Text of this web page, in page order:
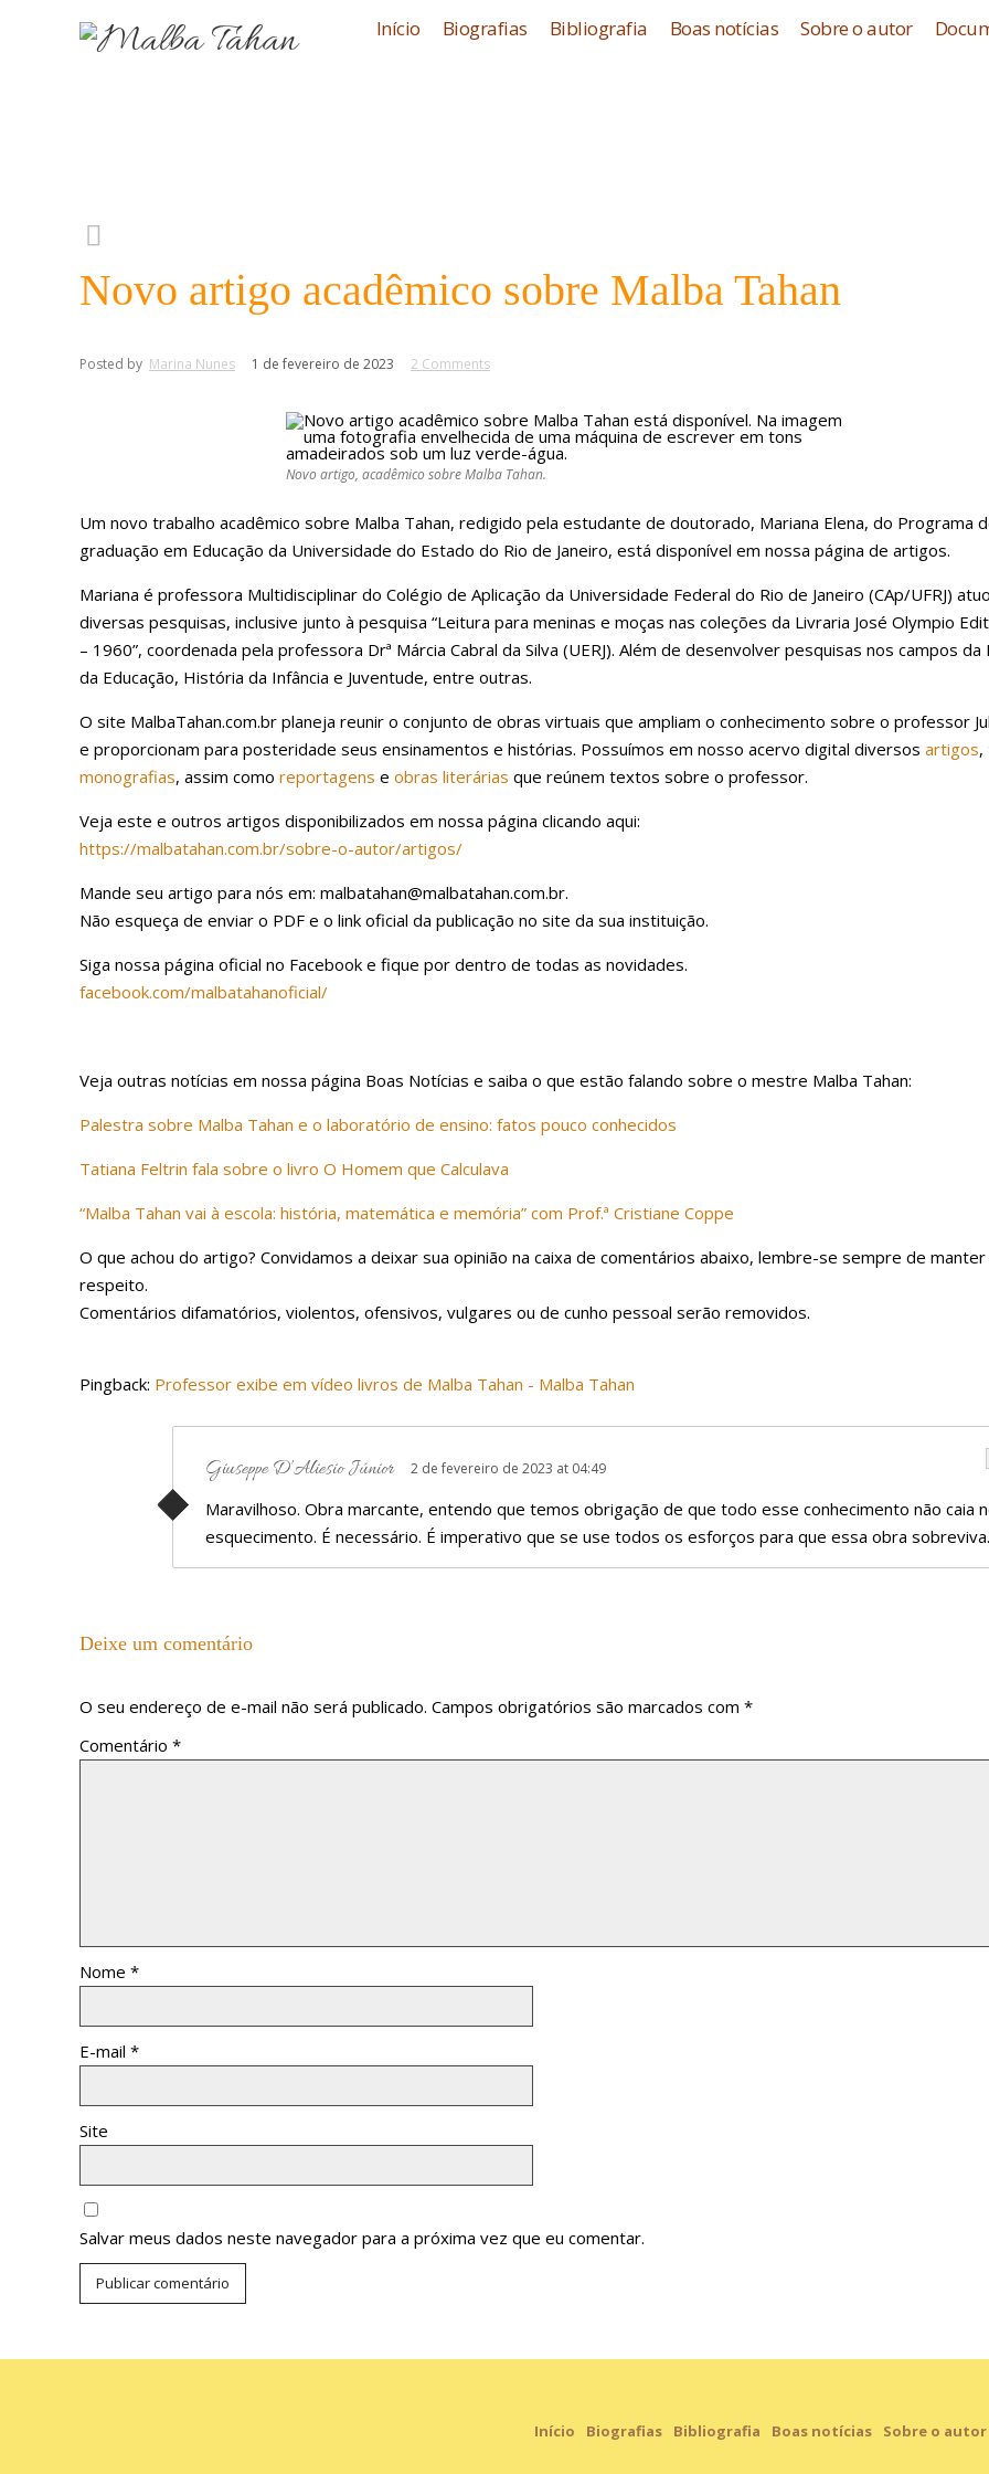
Início Biografias Bibliografia Boas notícias Sobre o autor
Novo artigo acadêmico sobre Malba Tahan
Posted by Marina Nunes 1 de fevereiro de 2023 2 Comments
Novo artigo, acadêmico sobre Malba Tahan.
Um novo trabalho acadêmico sobre Malba Tahan, redigido pela estudante de doutorado, Mariana Elena, do Programa
graduação em Educação da Universidade do Estado do Rio de Janeiro, está disponível em nossa página de artigos.
Mariana é professora Multidisciplinar do Colégio de Aplicação da Universidade Federal do Rio de Janeiro (CAp/UFRJ)
diversas pesquisas, inclusive junto à pesquisa “Leitura para meninas e moças nas coleções da Livraria José Olympio
– 1960”, coordenada pela professora Drª Márcia Cabral da Silva (UERJ). Além de desenvolver pesquisas nos campos
da Educação, História da Infância e Juventude, entre outras.
O site MalbaTahan.com.br planeja reunir o conjunto de obras virtuais que ampliam o conhecimento sobre o professor
e proporcionam para posteridade seus ensinamentos e histórias. Possuímos em nosso acervo digital diversos artigos,
monografias, assim como reportagens e obras literárias que reúnem textos sobre o professor.
Veja este e outros artigos disponibilizados em nossa página clicando aqui:
https://malbatahan.com.br/sobre-o-autor/artigos/
Mande seu artigo para nós em: malbatahan@malbatahan.com.br.
Não esqueça de enviar o PDF e o link oficial da publicação no site da sua instituição.
Siga nossa página oficial no Facebook e fique por dentro de todas as novidades.
facebook.com/malbatahanoficial/
Veja outras notícias em nossa página Boas Notícias e saiba o que estão falando sobre o mestre Malba Tahan:
Palestra sobre Malba Tahan e o laboratório de ensino: fatos pouco conhecidos
Tatiana Feltrin fala sobre o livro O Homem que Calculava
“Malba Tahan vai à escola: história, matemática e memória” com Prof.ª Cristiane Coppe
O que achou do artigo? Convidamos a deixar sua opinião na caixa de comentários abaixo, lembre-se sempre de
respeito.
Comentários difamatórios, violentos, ofensivos, vulgares ou de cunho pessoal serão removidos.
Pingback: Professor exibe em vídeo livros de Malba Tahan - Malba Tahan
Giuseppe D’Aliesio Júnior 2 de fevereiro de 2023 at 04:49
Maravilhoso. Obra marcante, entendo que temos obrigação de que todo esse conhecimento não caia
esquecimento. É necessário. É imperativo que se use todos os esforços para que essa obra sobreviva.
Deixe um comentário
O seu endereço de e-mail não será publicado. Campos obrigatórios são marcados com *
Comentário *
Nome *
E-mail *
Site
Salvar meus dados neste navegador para a próxima vez que eu comentar.
Início Biografias Bibliografia Boas notícias Sobre o autor